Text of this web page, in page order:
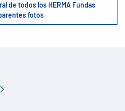
de todos los HERMA Fundas
fotos